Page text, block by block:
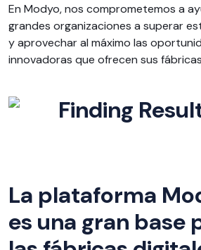
En Modyo, nos comprometemos a
grandes organizaciones a superar
y aprovechar al máximo las
innovadoras que ofrecen sus
La plataforma
es una gran base